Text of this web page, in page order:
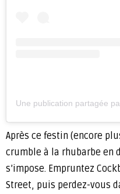
Une publication partagée
Après ce festin (encore
crumble à la rhubarbe en
s’impose. Empruntez
Street, puis perdez-vous